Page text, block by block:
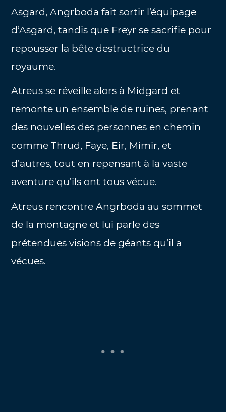
Asgard, Angrboda fait sortir l’équipage
d’Asgard, tandis que Freyr se sacrifie pour
repousser la bête destructrice du
royaume.
Atreus se réveille alors à Midgard et
remonte un ensemble de ruines, prenant
des nouvelles des personnes en chemin
comme Thrud, Faye, Eir, Mimir, et
d’autres, tout en repensant à la vaste
aventure qu’ils ont tous vécue.
Atreus rencontre Angrboda au sommet
de la montagne et lui parle des
prétendues visions de géants qu’il a
vécues.